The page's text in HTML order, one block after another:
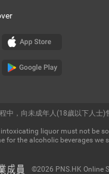
中，向未成年人(18歲以下人士
liquor must not be
for the alcoholic beverages we
©2026 PNS.HK Online